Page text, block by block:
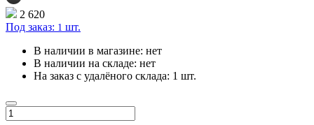
2 620
Под заказ: 1 шт.
В наличии в магазине: нет
В наличии на складе: нет
На заказ с удалёного склада: 1 шт.